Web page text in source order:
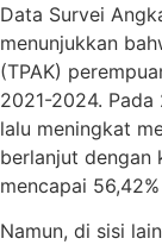
Data Survei
menunjukkan
(TPAK)
2021-2024. Pada
lalu meningkat
berlanjut dengan
mencapai
Namun, di sisi